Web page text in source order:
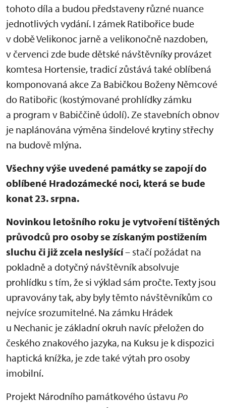
tohoto díla a budou představeny různé nuance
jednotlivých vydání. I zámek Ratibořice bude
v době Velikonoc jarně a velikonočně nazdoben,
v červenci zde bude dětské návštěvníky provázet
komtesa Hortensie, tradicí zůstává také oblíbená
komponovaná akce Za Babičkou Boženy Němcové
do Ratibořic (kostýmované prohlídky zámku
a program v Babiččině údolí). Ze stavebních obnov
je naplánována výměna šindelové krytiny střechy
na budově mlýna.
Všechny výše uvedené památky se zapojí do
oblíbené Hradozámecké noci, která se bude
konat 23. srpna.
Novinkou letošního roku je vytvoření tištěných
průvodců pro osoby se získaným postižením
sluchu či již zcela neslyšící– stačí požádat na
pokladně a dotyčný návštěvník absolvuje
prohlídku s tím, že si výklad sám pročte. Texty jsou
upravovány tak, aby byly těmto návštěvníkům co
nejvíce srozumitelné. Na zámku Hrádek
u Nechanic je základní okruh navíc přeložen do
českého znakového jazyka, na Kuksu je k dispozici
haptická knížka, je zde také výtah pro osoby
imobilní.
Projekt Národního památkového ústavu Po